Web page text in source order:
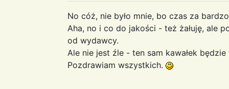
No cóż, nie było mnie, bo czas za
Aha, no i co do jakości - też żałuję, ale
od wydawcy.
Ale nie jest źle - ten sam kawałek będzie
Pozdrawiam wszystkich.